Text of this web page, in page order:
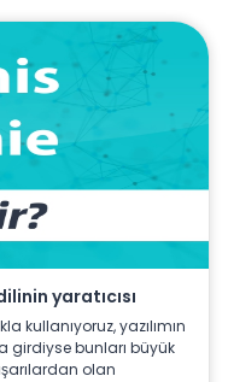
yaratıcısı
kullanıyoruz, yazılımın
girdiyse bunları büyük
olan